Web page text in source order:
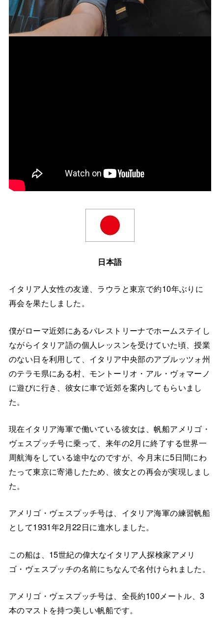
日本語
イタリア人女性の友達、ラウラと東京で約10年ぶりに
再会を果たしました。
僕がローマ近郊にあるパレストリーナでホームステイし
ながらイタリア語の個人レッスンを受けていた頃、授業
のない日を利用して、イタリア中央部のアブルッツォ州
のテラモ県にある村、モントーリオ・アル・ヴォマーノ
に遊びに行き、彼女に車で近郊を案内してもらいまし
た。
現在イタリア海軍で働いている彼女は、帆船アメリゴ・
ヴェスプッチ号に乗って、来年の2月に終了する世界一
周航海をしている途中なのですが、今月末に5日間にわ
たって東京に寄港したため、彼女との再会が実現しまし
た。
アメリゴ・ヴェスプッチ号は、イタリア海軍の練習帆船
として1931年2月22日に進水しました。
この船は、15世紀の偉大なイタリア人探検家アメリ
ゴ・ヴェスプッチの名前にちなんで名付けられました。
アメリゴ・ヴェスプッチ号は、全長約100メートル、3
本のマストを持つ美しい帆船です。